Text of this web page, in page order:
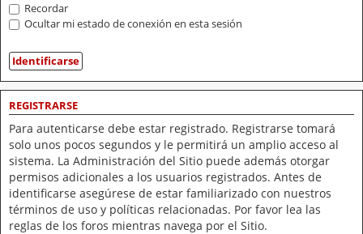
Recordar
Ocultar mi estado de conexión en esta sesión
REGISTRARSE
Para autenticarse debe estar registrado. Registrarse tomará
solo unos pocos segundos y le permitirá un amplio acceso al
sistema. La Administración del Sitio puede además otorgar
permisos adicionales a los usuarios registrados. Antes de
identificarse asegúrese de estar familiarizado con nuestros
términos de uso y políticas relacionadas. Por favor lea las
reglas de los foros mientras navega por el Sitio.